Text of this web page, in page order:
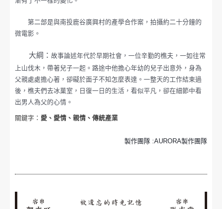
第二部是與南投鹿谷廣興村的產學合作案，拍攝約二十分鐘的
微電影。
大綱： 故事論述年代於早期社會，一位辛勤的樵夫，一如往常
上山伐木，帶著兒子一起。路途中他擔心年幼的兒子出意外，身為
父親處處擔心著，卻礙於面子不知怎麼表達。一整天的工作結束過
後，樵夫們去冰菓室，日復一日的生活，看似平凡，卻在細節中看
出男人為父的心情。
關鍵字： 愛、愛情、親情、傳統產業
製作團隊 :AURORA製作團隊